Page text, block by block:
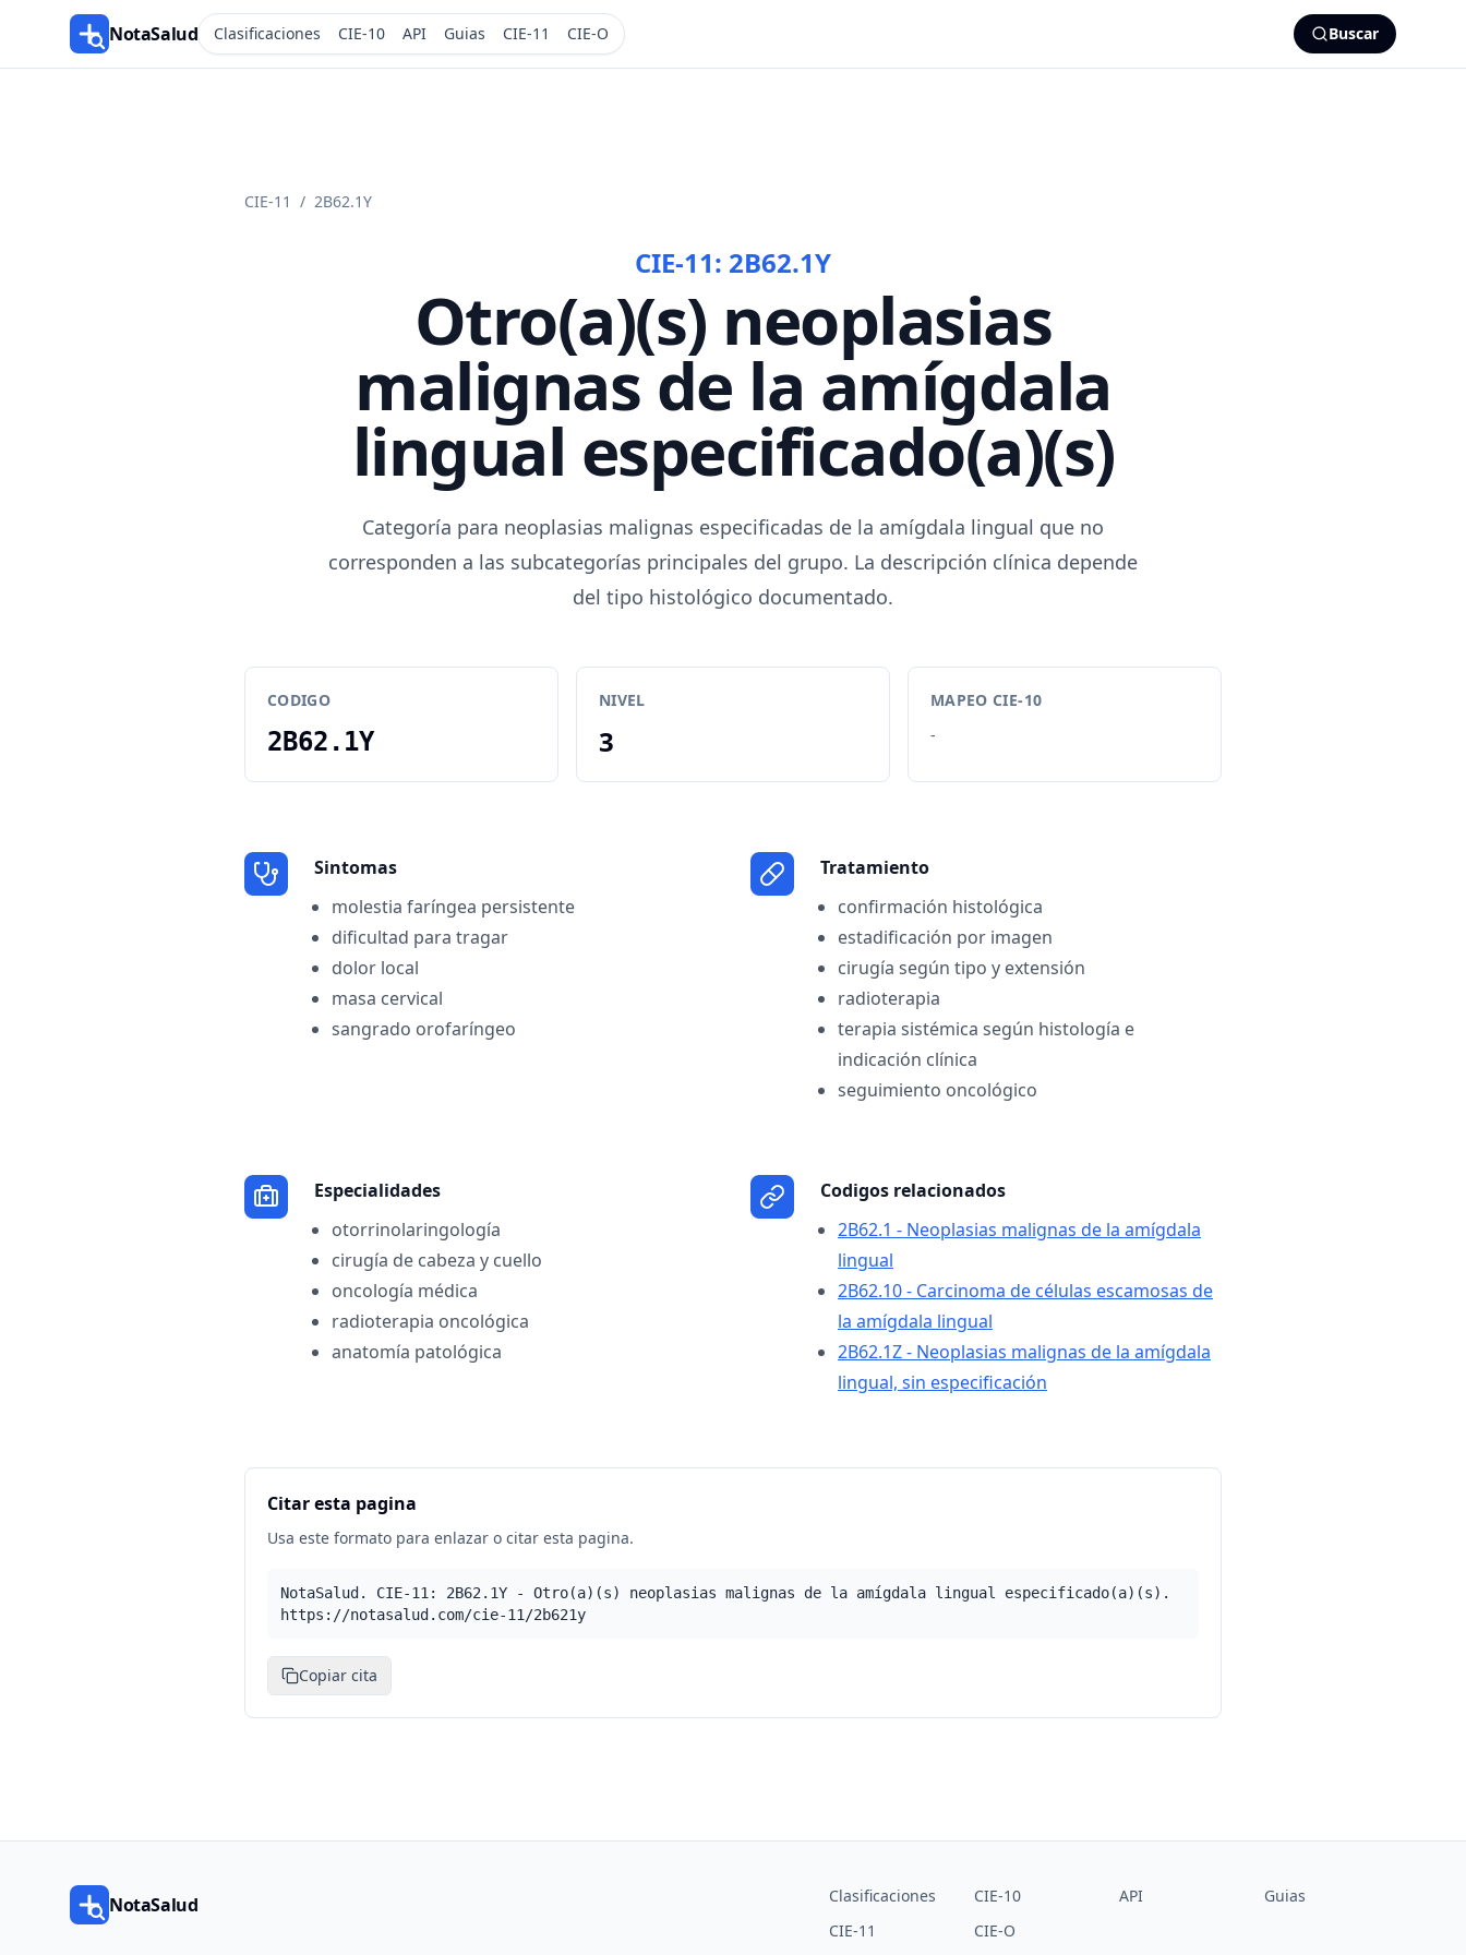
NotaSalud Clasificaciones CIE-10 API Guias CIE-11 CIE-O Buscar
CIE-11 / 2B62.1Y
CIE-11: 2B62.1Y
Otro(a)(s) neoplasias
malignas de la amígdala
lingual especificado(a)(s)
Categoría para neoplasias malignas especificadas de la amígdala lingual que no
corresponden a las subcategorías principales del grupo. La descripción clínica depende
del tipo histológico documentado.
CODIGO
2B62.1Y
NIVEL
3
MAPEO CIE-10
-
Sintomas
molestia faríngea persistente
dificultad para tragar
dolor local
masa cervical
sangrado orofaríngeo
Tratamiento
confirmación histológica
estadificación por imagen
cirugía según tipo y extensión
radioterapia
terapia sistémica según histología e
indicación clínica
seguimiento oncológico
Especialidades
otorrinolaringología
cirugía de cabeza y cuello
oncología médica
radioterapia oncológica
anatomía patológica
Codigos relacionados
2B62.1 - Neoplasias malignas de la amígdala
lingual
2B62.10 - Carcinoma de células escamosas de
la amígdala lingual
2B62.1Z - Neoplasias malignas de la amígdala
lingual, sin especificación
Citar esta pagina
Usa este formato para enlazar o citar esta pagina.
NotaSalud. CIE-11: 2B62.1Y - Otro(a)(s) neoplasias malignas de la amígdala lingual especificado(a)(s).
https://notasalud.com/cie-11/2b621y
Copiar cita
NotaSalud Clasificaciones CIE-10 API
Guias
CIE-11
CIE-O